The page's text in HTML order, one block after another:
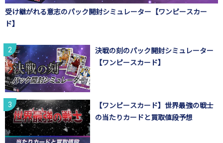
受け継がれる意志のパック開封シミュレーター【ワンピースカー
ド】
決戦の刻のパック開封シミュレーター
【ワンピースカード】
【ワンピースカード】世界最強の戦士
の当たりカードと買取値段予想